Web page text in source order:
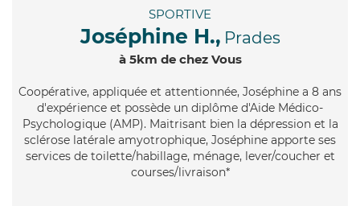
SPORTIVE
Joséphine H., Prades
à 5km de chez Vous
Coopérative, appliquée et attentionnée, Joséphine a 8 ans
d'expérience et possède un diplôme d'Aide Médico-
Psychologique (AMP). Maitrisant bien la dépression et la
sclérose latérale amyotrophique, Joséphine apporte ses
services de toilette/habillage, ménage, lever/coucher et
courses/livraison*